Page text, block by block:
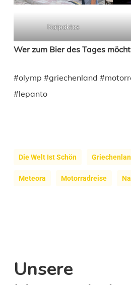
Nafpaktos
Wer zum Bier des Tages
#olymp #griechenland
#lepanto
Die Welt Ist Schön
Meteora Motorradreise
Unsere